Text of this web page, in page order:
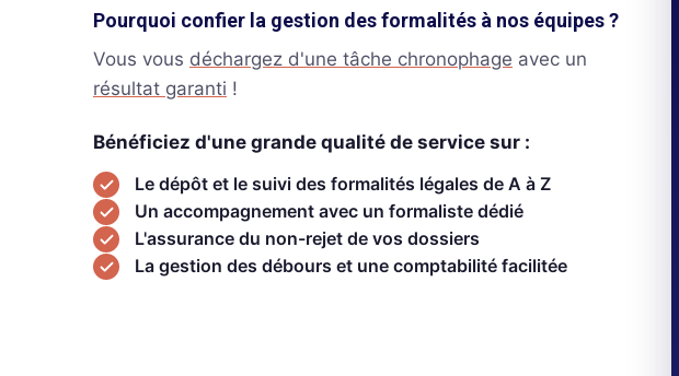
Pourquoi confier la gestion des formalités à nos équipes ?
Vous vous déchargez d'une tâche chronophage avec un
résultat garanti !
Bénéficiez d'une grande qualité de service sur :
Le dépôt et le suivi des formalités légales de A à Z
Un accompagnement avec un formaliste dédié
L'assurance du non-rejet de vos dossiers
La gestion des débours et une comptabilité facilitée